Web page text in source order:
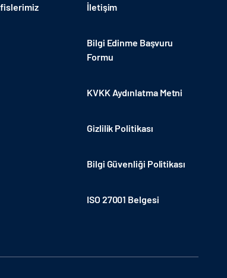
İletişim
Bilgi Edinme Başvuru
Formu
KVKK Aydınlatma Metni
Gizlilik Politikası
Bilgi Güvenliği Politikası
ISO 27001 Belgesi